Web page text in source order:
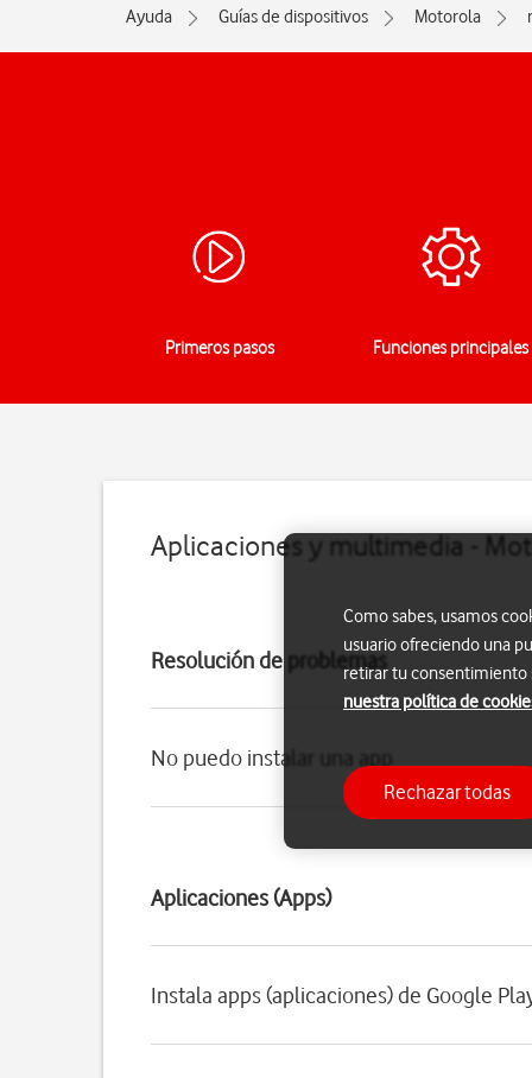
Ayuda Guías de dispositivos Motorola
Primeros pasos Funciones principales
Aplicaciones y multimedia -
Resolución de problemas
No puedo instalar una app
Aplicaciones (Apps)
Instala apps (aplicaciones) de Google
Como sabes, usamos
usuario ofreciendo una
retirar tu consentimiento
nuestra política de
Rechazar todas